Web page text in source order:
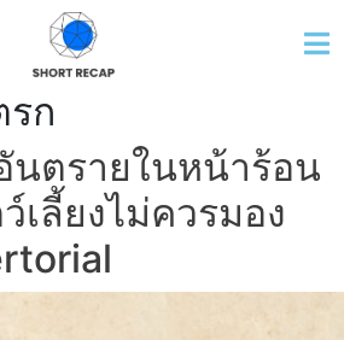
ก
นตรายในหน้าร้อน
เลี้ยงไม่ควรมอง